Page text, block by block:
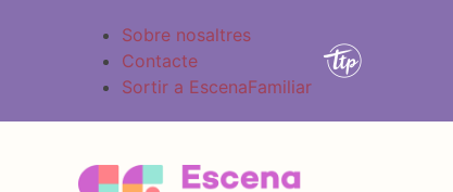
Sobre nosaltres
Contacte
Sortir a EscenaFamiliar